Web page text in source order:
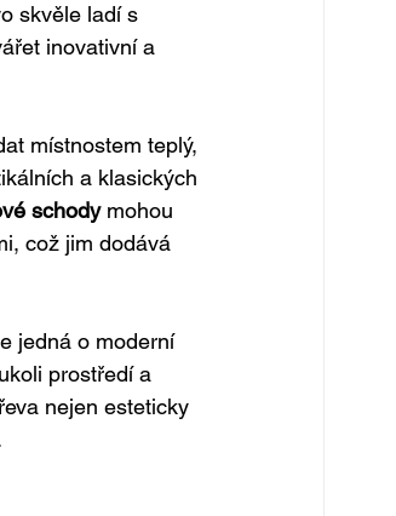
skvěle ladí s
inovativní a
místnostem teplý,
a klasických
schody mohou
což jim dodává
jedná o moderní
prostředí a
nejen esteticky